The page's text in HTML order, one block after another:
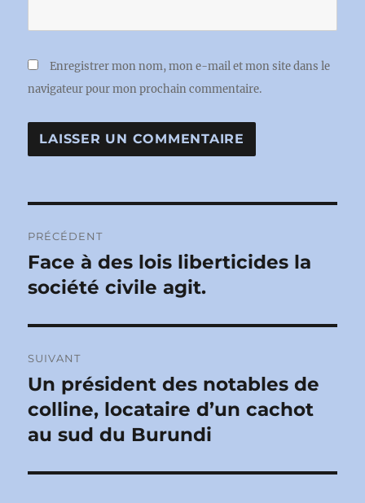
Enregistrer mon nom, mon e-mail et mon site dans le
navigateur pour mon prochain commentaire.
de
l’article
PRÉCÉDENT
Publication
précédente :
Face à des lois liberticides la
société civile agit.
SUIVANT
Publication
suivante :
Un président des notables de
colline, locataire d’un cachot
au sud du Burundi